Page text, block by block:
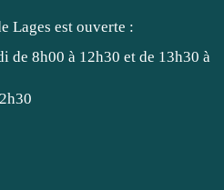
Lages est ouverte :
de 8h00 à 12h30 et de 13h30 à